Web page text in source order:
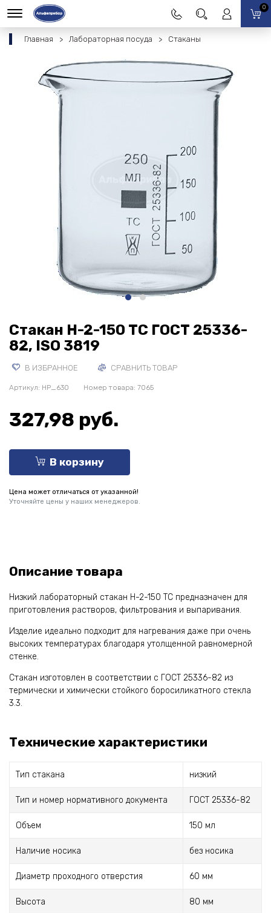
0
Главная Лабораторная посуда Стаканы
Стакан Н-2-150 ТС ГОСТ 25336-
82, ISO 3819
В ИЗБРАННОЕ СРАВНИТЬ ТОВАР
Артикул: HP_630 Номер товара: 7065
327,98 руб.
В корзину
Цена может отличаться от указанной!
Уточняйте цены у наших менеджеров.
Описание товара
Низкий лабораторный стакан Н-2-150 ТС предназначен для
приготовления растворов, фильтрования и выпаривания.
Изделие идеально подходит для нагревания даже при очень
высоких температурах благодаря утолщенной равномерной
стенке.
Стакан изготовлен в соответствии с ГОСТ 25336-82 из
термически и химически стойкого боросиликатного стекла
3.3.
Технические характеристики
Тип стакана низкий
Тип и номер нормативного документа ГОСТ 25336-82
Объем 150 мл
Наличие носика без носика
Диаметр проходного отверстия 60 мм
Высота 80 мм